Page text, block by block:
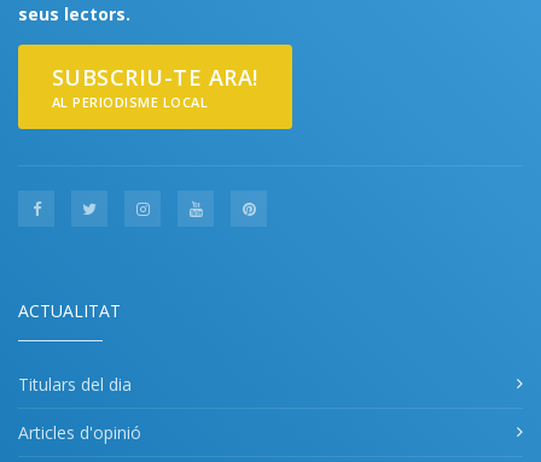
seus lectors.
SUBSCRIU-TE ARA!
AL PERIODISME LOCAL
ACTUALITAT
Titulars del dia
Articles d'opinió